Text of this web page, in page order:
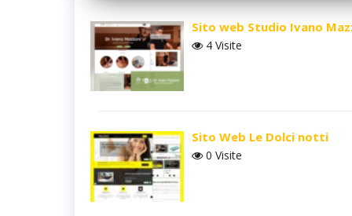
Sito web Studio Ivano
4 Visite
Sito Web Le Dolci notti
0 Visite